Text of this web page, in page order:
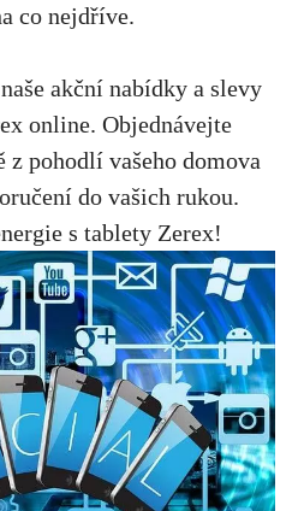
co nejdříve.
akční nabídky a slevy
online. Objednávejte
z pohodlí vašeho domova
do vašich rukou.
s tablety Zerex!